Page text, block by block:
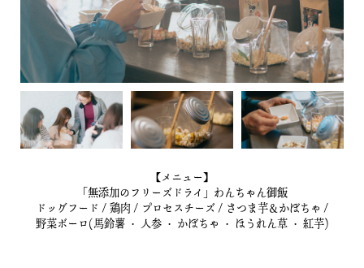
【メニュー】
「無添加のフリーズドライ」わんちゃん御飯
ドッグフード / 鶏肉 / プロセスチーズ / さつま芋＆かぼちゃ /
野菜ボーロ(馬鈴薯 ・ 人参 ・ かぼちゃ ・ ほうれん草 ・ 紅芋)